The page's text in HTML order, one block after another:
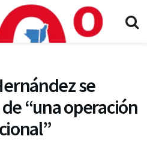
se
“una operación